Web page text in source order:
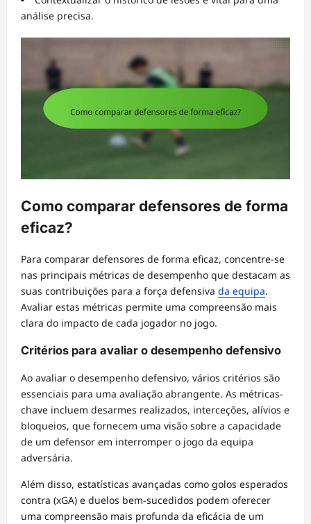
análise precisa.
Como comparar defensores de forma
eficaz?
Para comparar defensores de forma eficaz, concentre-se
nas principais métricas de desempenho que destacam as
suas contribuições para a força defensiva da equipa.
Avaliar estas métricas permite uma compreensão mais
clara do impacto de cada jogador no jogo.
Critérios para avaliar o desempenho defensivo
Ao avaliar o desempenho defensivo, vários critérios são
essenciais para uma avaliação abrangente. As métricas-
chave incluem desarmes realizados, interceções, alívios e
bloqueios, que fornecem uma visão sobre a capacidade
de um defensor em interromper o jogo da equipa
adversária.
Além disso, estatísticas avançadas como golos esperados
contra (xGA) e duelos bem-sucedidos podem oferecer
uma compreensão mais profunda da eficácia de um